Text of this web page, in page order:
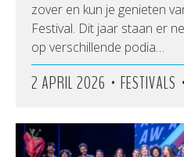
zover en kun je genieten
Festival. Dit jaar staan er
op verschillende podia…
2 APRIL 2026 • FESTIVALS •